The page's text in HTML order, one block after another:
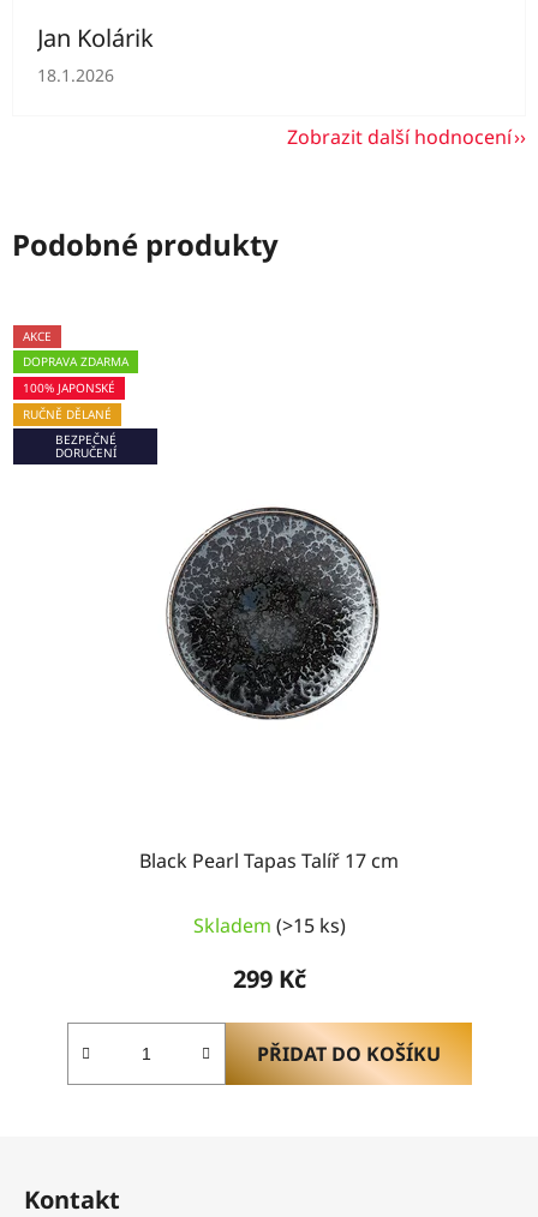
Jan Kolárik
Hodnocení obchodu je 5 z 5 hvězdiček.
18.1.2026
Zobrazit další hodnocení
Podobné produkty
AKCE
DOPRAVA ZDARMA
100% JAPONSKÉ
RUČNĚ DĚLANÉ
BEZPEČNÉ
DORUČENÍ
Black Pearl Tapas Talíř 17 cm
hodnocení
je
z
5
hvězdiček.
Skladem (>15 ks)
299 Kč
PŘIDAT DO KOŠÍKU
Kontakt